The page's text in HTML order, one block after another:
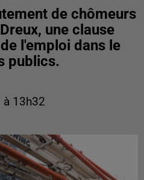
de chômeurs
une clause
l'emploi dans le
publics.
à 13h32